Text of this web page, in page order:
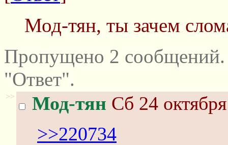
Мод-тян, ты зачем
Пропущено 2
"Ответ".
>> Мод-тян Сб 24
>>220734